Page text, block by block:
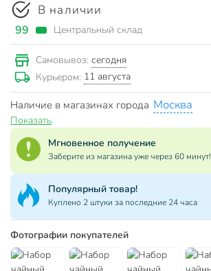
В наличии
99 Центральный склад
Самовывоз: сегодня
Курьером: 11 августа
Наличие в магазинах города Москва
Показать
Мгновенное получение
Заберите из магазина уже через 60 минут!
Популярный товар!
Куплено 2 штуки за последние 24 часа
Фотографии покупателей